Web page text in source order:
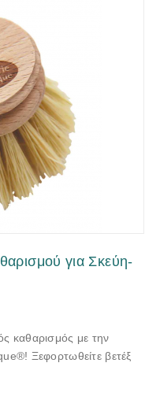
για Σκεύη-
καθαρισμός με την
Ξεφορτωθείτε βετέξ